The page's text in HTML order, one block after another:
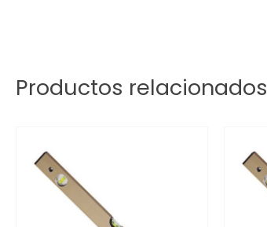
Productos relacionados